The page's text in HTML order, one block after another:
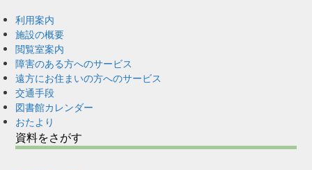
利用案内
施設の概要
閲覧室案内
障害のある方へのサービス
遠方にお住まいの方へのサービス
交通手段
図書館カレンダー
おたより
資料をさがす